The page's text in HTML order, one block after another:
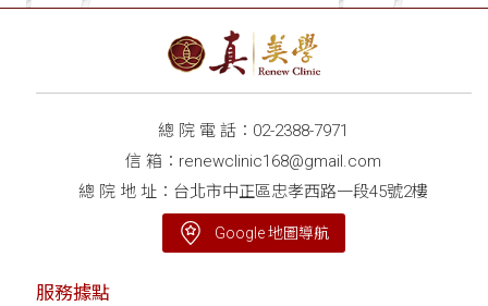
一個才對？
刀一次解決！
總 院 電 話： 02-2388-7971
信 箱： renewclinic168@gmail.com
總 院 地 址：台北市中正區忠孝西路一段45號2樓
Google 地圖導航
服務據點